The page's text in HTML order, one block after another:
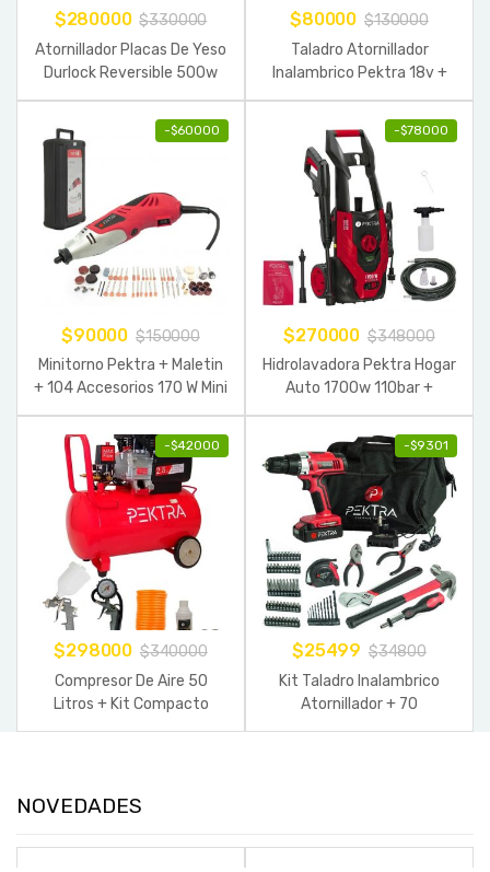
$280000 $330000
Atornillador Placas De Yeso
Durlock Reversible 500w
Pektra
$80000 $130000
Taladro Atornillador
Inalambrico Pektra 18v +
Bateria Litio
-$60000
$90000 $150000
Minitorno Pektra + Maletin
+ 104 Accesorios 170 W Mini
Torno
-$78000
$270000 $348000
Hidrolavadora Pektra Hogar
Auto 1700w 110bar +
Accesorios
-$42000
$298000 $340000
Compresor De Aire 50
Litros + Kit Compacto
Pektra 2.5 Hp
-$9301
$25499 $34800
Kit Taladro Inalambrico
Atornillador + 70
Accesorios + Maletin
NOVEDADES